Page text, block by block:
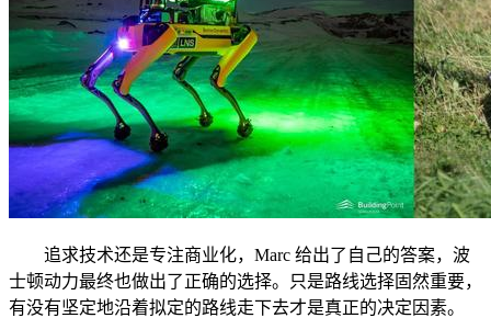
追求技术还是专注商业化，Marc 给出了自己的答案，波
士顿动力最终也做出了正确的选择。只是路线选择固然重要，
有没有坚定地沿着拟定的路线走下去才是真正的决定因素。